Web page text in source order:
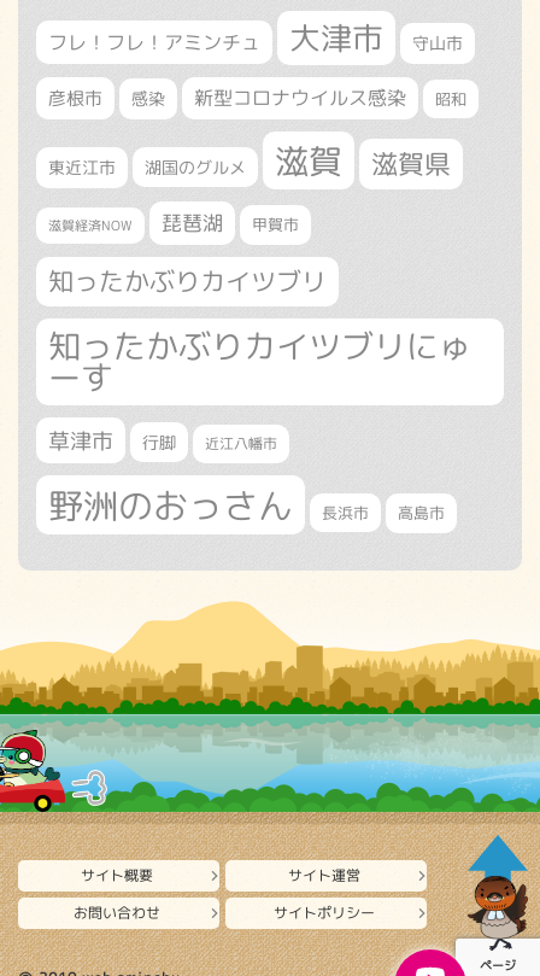
フレ！フレ！アミンチュ 大津市 守山市
彦根市 感染 新型コロナウイルス感染 昭和
東近江市 湖国のグルメ 滋賀 滋賀県
滋賀経済NOW 琵琶湖 甲賀市
知ったかぶりカイツブリ
知ったかぶりカイツブリにゅ
ーす
草津市 行脚 近江八幡市
野洲のおっさん 長浜市 高島市
サイト概要
サイト運営
お問い合わせ
サイトポリシー
ページ